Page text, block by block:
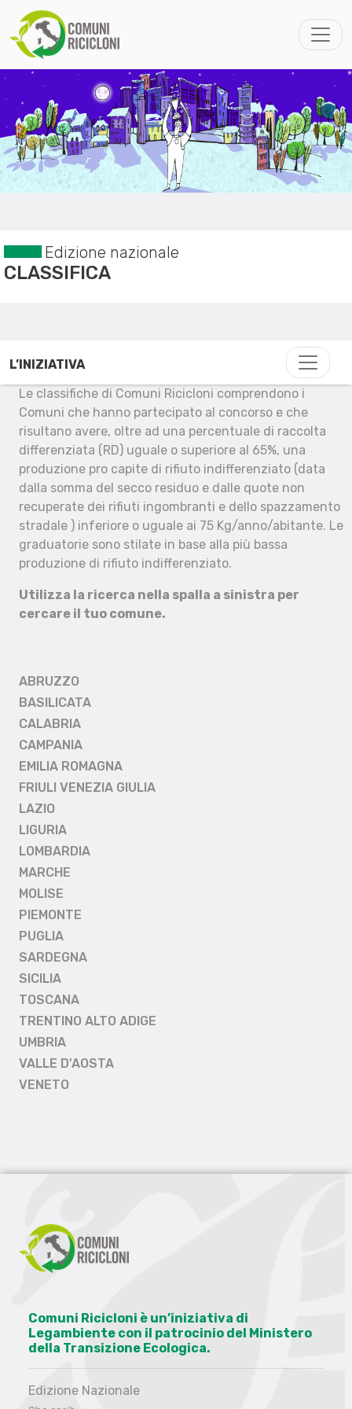
Edizione nazionale
CLASSIFICA
L’INIZIATIVA
Le classifiche di Comuni Ricicloni comprendono i
Comuni che hanno partecipato al concorso e che
risultano avere, oltre ad una percentuale di raccolta
differenziata (RD) uguale o superiore al 65%, una
produzione pro capite di rifiuto indifferenziato (data
dalla somma del secco residuo e dalle quote non
recuperate dei rifiuti ingombranti e dello spazzamento
stradale ) inferiore o uguale ai 75 Kg/anno/abitante. Le
graduatorie sono stilate in base alla più bassa
produzione di rifiuto indifferenziato.
Utilizza la ricerca nella spalla a sinistra per
cercare il tuo comune.
ABRUZZO
BASILICATA
CALABRIA
CAMPANIA
EMILIA ROMAGNA
FRIULI VENEZIA GIULIA
LAZIO
LIGURIA
LOMBARDIA
MARCHE
MOLISE
PIEMONTE
PUGLIA
SARDEGNA
SICILIA
TOSCANA
TRENTINO ALTO ADIGE
UMBRIA
VALLE D'AOSTA
VENETO
Comuni Ricicloni è un’iniziativa di
Legambiente con il patrocinio del Ministero
della Transizione Ecologica.
Edizione Nazionale